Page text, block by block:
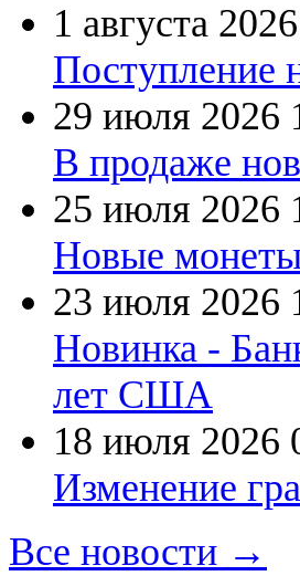
1 августа 2026
29 июля 2026
В продаже
25 июля 2026
Новые
23 июля 2026
Новинка -
лет США
18 июля 2026
Изменение
Все новости →